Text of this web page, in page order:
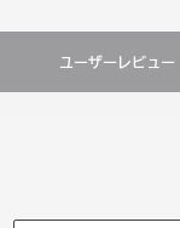
ユーザーレビュー